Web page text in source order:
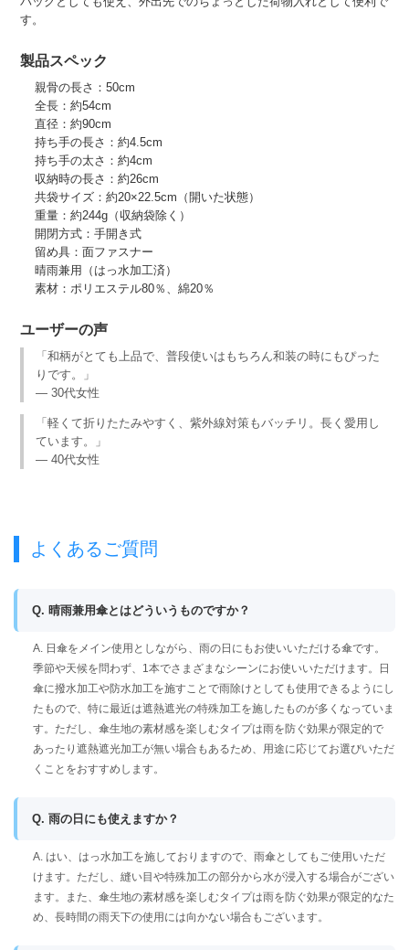
す。
製品スペック
親骨の長さ：50cm
全長：約54cm
直径：約90cm
持ち手の長さ：約4.5cm
持ち手の太さ：約4cm
収納時の長さ：約26cm
共袋サイズ：約20×22.5cm（開いた状態）
重量：約244g（収納袋除く）
開閉方式：手開き式
留め具：面ファスナー
晴雨兼用（はっ水加工済）
素材：ポリエステル80％、綿20％
ユーザーの声
「和柄がとても上品で、普段使いはもちろん和装の時にもぴった
りです。」
— 30代女性
「軽くて折りたたみやすく、紫外線対策もバッチリ。長く愛用し
ています。」
— 40代女性
よくあるご質問
Q. 晴雨兼用傘とはどういうものですか？
A. 日傘をメイン使用としながら、雨の日にもお使いいただける傘です。
季節や天候を問わず、1本でさまざまなシーンにお使いいただけます。日
傘に撥水加工や防水加工を施すことで雨除けとしても使用できるようにし
たもので、特に最近は遮熱遮光の特殊加工を施したものが多くなっていま
す。ただし、傘生地の素材感を楽しむタイプは雨を防ぐ効果が限定的で
あったり遮熱遮光加工が無い場合もあるため、用途に応じてお選びいただ
くことをおすすめします。
Q. 雨の日にも使えますか？
A. はい、はっ水加工を施しておりますので、雨傘としてもご使用いただ
けます。ただし、縫い目や特殊加工の部分から水が浸入する場合がござい
ます。また、傘生地の素材感を楽しむタイプは雨を防ぐ効果が限定的なた
め、長時間の雨天下の使用には向かない場合もございます。